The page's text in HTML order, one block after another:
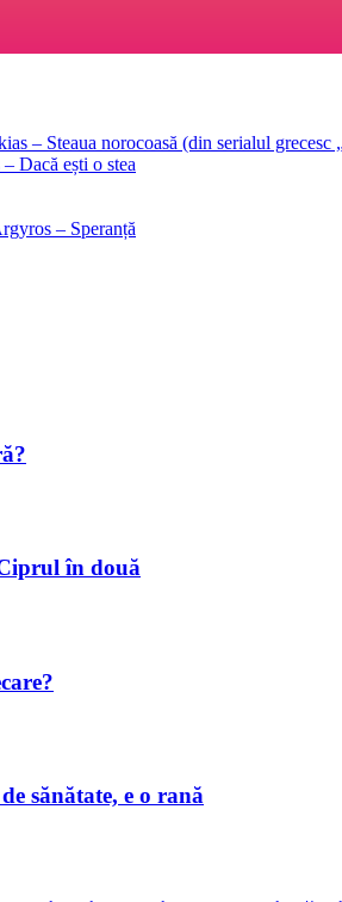
– Steaua norocoasă (din serialul grecesc
Dacă ești o stea
– Speranță
în două
sănătate, e o rană